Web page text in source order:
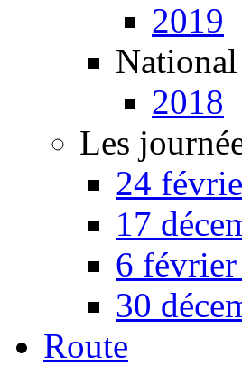
2019
2018
Les
24
17
6
30
Route